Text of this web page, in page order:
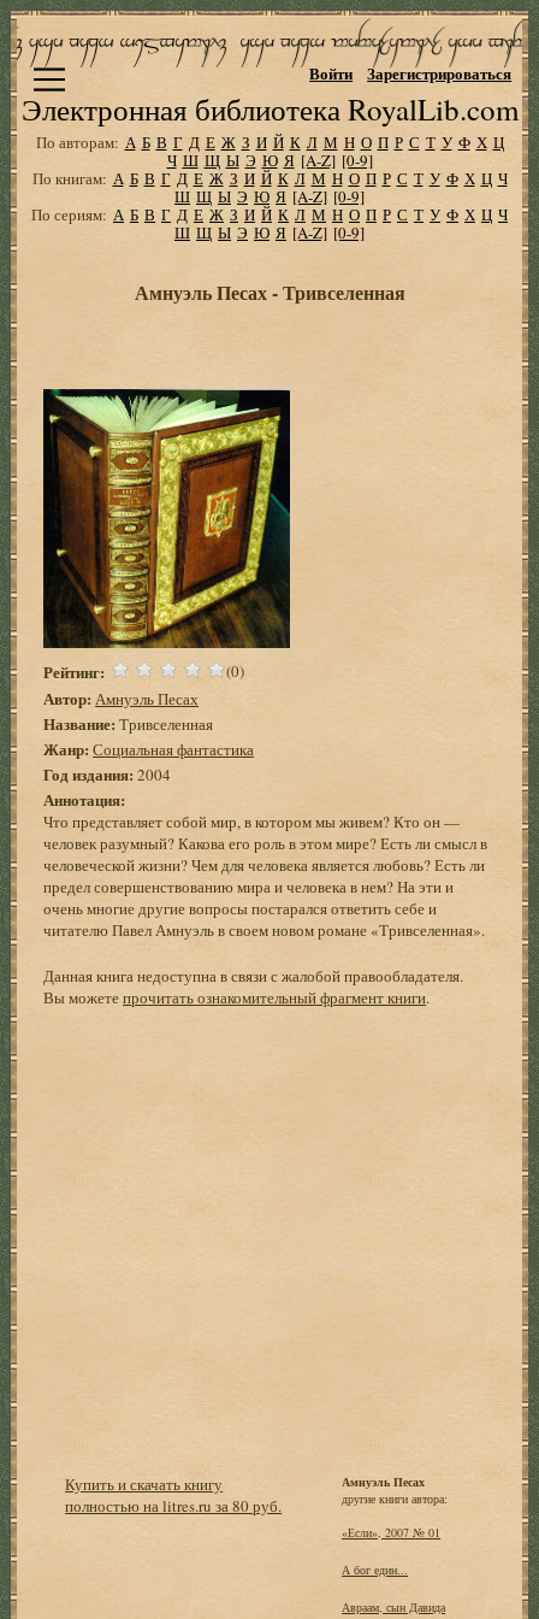
Электронная библиотека RoyalLib.com
Войти Зарегистрироваться
По авторам: А Б В Г Д Е Ж З И Й К Л М Н О П Р С Т У Ф Х Ц
Ч Ш Щ Ы Э Ю Я [A-Z] [0-9]
По книгам: А Б В Г Д Е Ж З И Й К Л М Н О П Р С Т У Ф Х Ц Ч
Ш Щ Ы Э Ю Я [A-Z] [0-9]
По сериям: А Б В Г Д Е Ж З И Й К Л М Н О П Р С Т У Ф Х Ц Ч
Ш Щ Ы Э Ю Я [A-Z] [0-9]
Амнуэль Песах - Тривселенная
Рейтинг: (0)
Автор: Амнуэль Песах
Название: Тривселенная
Жанр: Социальная фантастика
Год издания: 2004
Аннотация:
Что представляет собой мир, в котором мы живем? Кто он —
человек разумный? Какова его роль в этом мире? Есть ли смысл в
человеческой жизни? Чем для человека является любовь? Есть ли
предел совершенствованию мира и человека в нем? На эти и
очень многие другие вопросы постарался ответить себе и
читателю Павел Амнуэль в своем новом романе «Тривселенная».
Данная книга недоступна в связи с жалобой правообладателя.
Вы можетепрочитать ознакомительный фрагмент книги.
Купить и скачать книгу
полностью на litres.ru за 80 руб.
Амнуэль Песах
другие книги автора:
«Если», 2007 № 01
А бог един...
Авраам, сын Давида